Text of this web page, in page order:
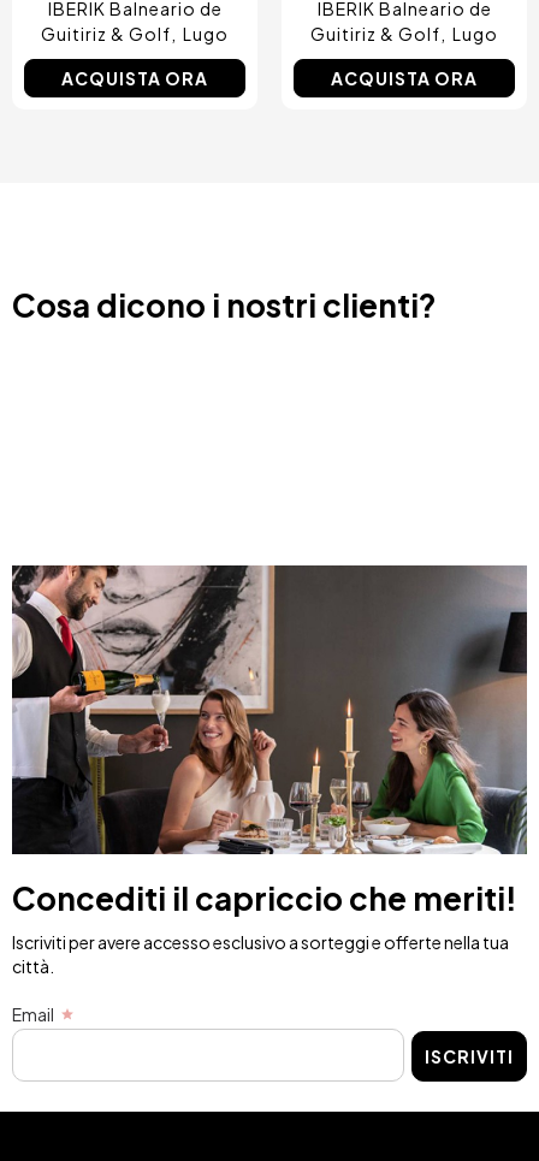
IBERIK Balneario de
Guitiriz & Golf
Lugo
ACQUISTA ORA
IBERIK Balneario de
Guitiriz & Golf
Lugo
ACQUISTA ORA
Cosa dicono i nostri clienti?
Concediti il capriccio che meriti!
Iscriviti per avere accesso esclusivo a sorteggi e offerte nella tua
città.
Email
ISCRIVITI